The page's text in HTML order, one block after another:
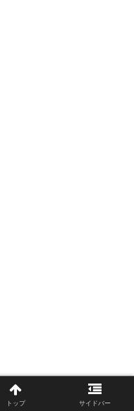
トップ サイドバー